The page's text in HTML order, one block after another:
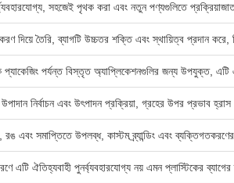
সহজেই পৃথক করা এবং নতুন পণ্যগুলিতে
দিয়ে তৈরি, ব্যাগটি উচ্চতর শক্তি এবং স্থায়িত্ব প্রদান
প্যাকেজিং পর্যন্ত বিস্তৃত অ্যাপ্লিকেশনগুলির জন্য উপযুক্ত,
নির্বাচন এবং উৎপাদন প্রক্রিয়া, গ্রহের উপর প্রভাব
এবং সমাপ্তিতে উপলব্ধ, কাস্টম ব্র্যান্ডিং এবং
এটি ঐতিহ্যবাহী পুনর্ব্যবহারযোগ্য নয় এমন প্লাস্টিকের